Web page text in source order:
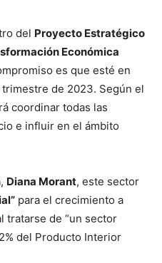
del Proyecto Estratégico
Económica
es que esté en
de 2023. Según el
coordinar todas las
e influir en el ámbito
Diana Morant, este sector
para el crecimiento a
tratarse de “un sector
del Producto Interior